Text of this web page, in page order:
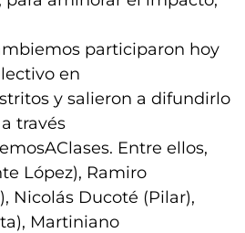
participaron hoy
en
y salieron a difundirlo
través
Entre ellos,
López), Ramiro
Nicolás Ducoté (Pilar),
Martiniano